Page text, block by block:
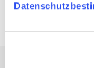
Kan­to­ne: SH, TG,